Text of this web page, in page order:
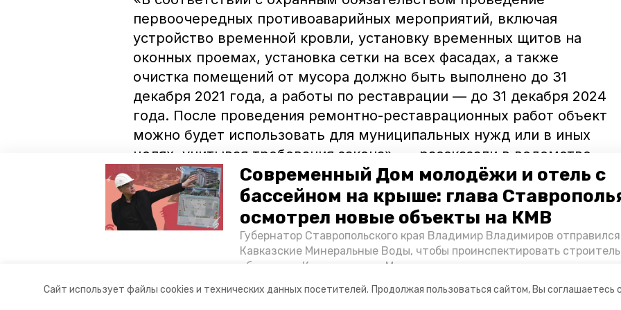
Сайт использует файлы cookies и технических данных посетителей. Продолжая пользоваться сайтом, Вы соглашаетесь с
Современный Дом молодёжи и отель с
бассейном на крыше: глава
осмотрел новые объекты на КМВ
Губернатор Ставропольского края Владимир Владимиров
Кавказские Минеральные Воды, чтобы проинспектировать
объектов в Кисловодске и Минводах, а также выслушать
материале «Победы26».
первоочередных противоаварийных мероприятий, включая
устройство временной кровли, установку временных щитов на
оконных проемах, установка сетки на всех фасадах, а также
очистка помещений от мусора должно быть выполнено до 31
декабря 2021 года, а работы по реставрации — до 31 декабря 2024
года. После проведения ремонтно-реставрационных работ объект
можно будет использовать для муниципальных нужд или в иных
целях, учитывая требования закона», — рассказали в ведомстве.
В администрации Пятигорска подтвердили, что здание находится
в их собственности. К его реставрации планируют привлечь
инвесторов, а после проведения работ использовать для
муниципальных нужд.